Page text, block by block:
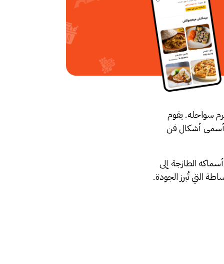
سواحله. يقوم
أسمى أشكال فن
الطازجة إلى
التي تُبرز الجودة.